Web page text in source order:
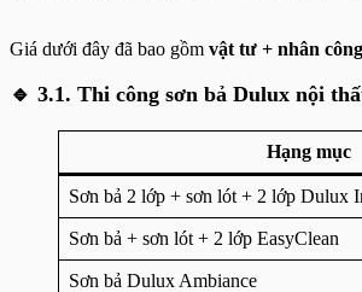
Giá dưới đây đã bao gồm vật tư + nhân công
🔹 3.1. Thi công sơn bả Dulux nội
Hạng mục
Sơn bả 2 lớp + sơn lót + 2 lớp Dulux
Sơn bả + sơn lót + 2 lớp EasyClean
Sơn bả Dulux Ambiance